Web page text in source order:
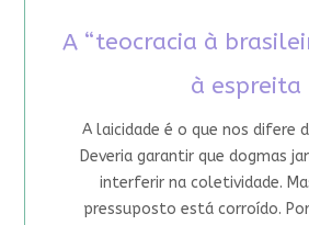
A “teocracia à
à espreita
A laicidade é o que nos difere
Deveria garantir que dogmas
interferir na coletividade.
pressuposto está corroído.